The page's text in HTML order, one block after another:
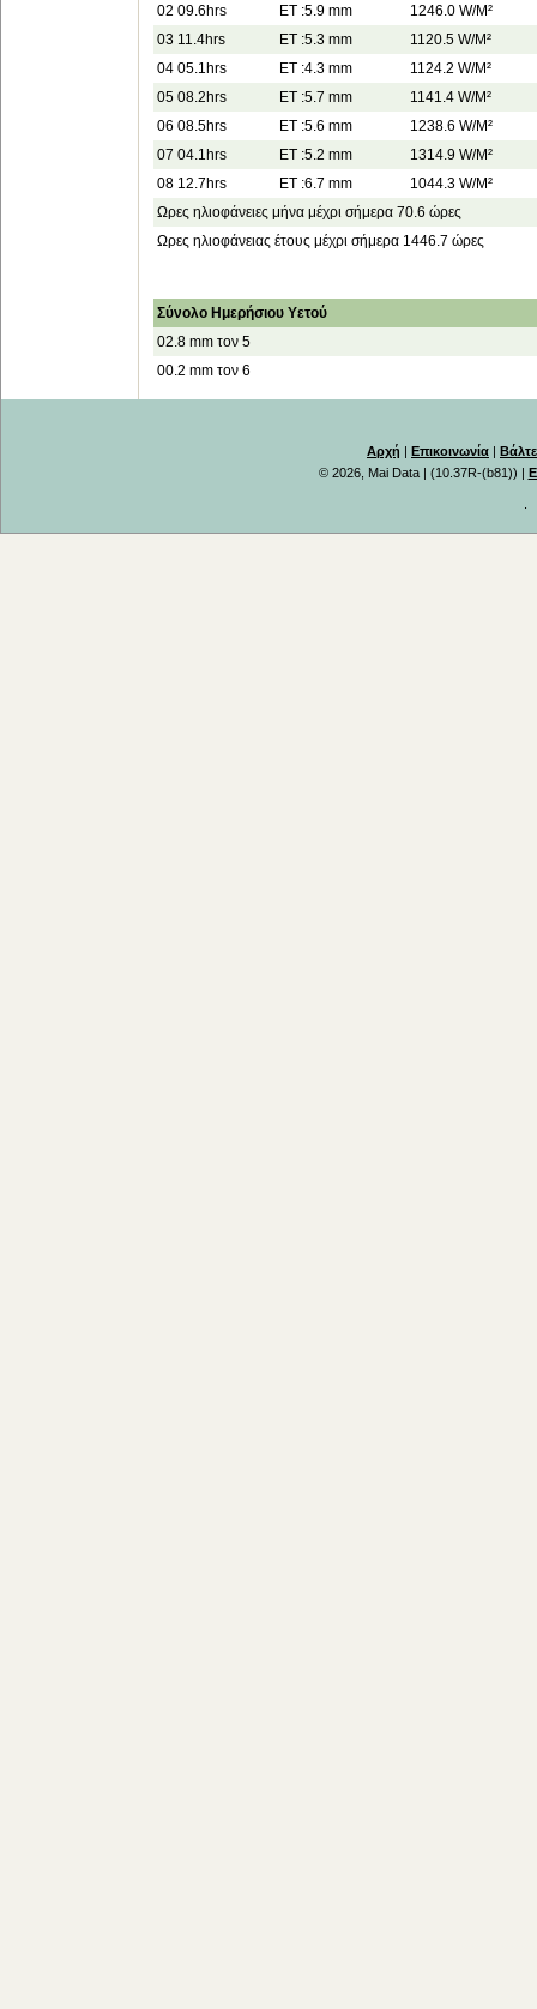
02 09.6hrs ET :5.9 mm
1246.0 W/M²
03 11.4hrs
ET :5.3 mm
1120.5 W/M²
04 05.1hrs
ET :4.3 mm
1124.2 W/M²
05 08.2hrs
ET :5.7 mm
1141.4 W/M²
06 08.5hrs
ET :5.6 mm
1238.6 W/M²
07 04.1hrs
ET :5.2 mm
1314.9 W/M²
08 12.7hrs
ET :6.7 mm
1044.3 W/M²
Ωρες ηλιοφάνειες μήνα μέχρι σήμερα 70.6 ώρες
Ωρες ηλιοφάνειας έτους μέχρι σήμερα 1446.7 ώρες
Σύνολο Ημερήσιου Υετού
02.8 mm τον 5
00.2 mm τον 6
Αρχή | Επικοινωνία |
© 2026, Mai Data| (10.37R-(b81)) |
.